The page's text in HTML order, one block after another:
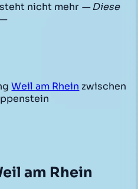
nicht mehr — Diese
Weil am Rhein zwischen
am Rhein